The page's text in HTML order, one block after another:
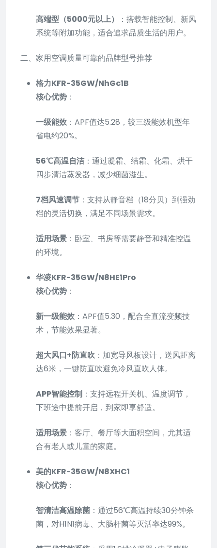
高端型（5000元以上）
：搭载智能控制、新风
系统等附加功能，适合追求品质生活的用户。
二、家用空调质量可靠的品牌型号推荐
格力KFR-35GW/NhGc1B
核心优势 ：
一级能效 ：APF值达5.28，较三级能效机型年
省电约20%。
56℃高温自洁 ：通过凝霜、结霜、化霜、烘干
四步清洁蒸发器，减少细菌滋生。
7档风速调节 ：支持从静音档（18分贝）到强劲
档的灵活切换，满足不同场景需求。
适用场景 ：卧室、书房等需要静音和精准控温
的环境。
华凌KFR-35GW/N8HE1Pro
核心优势 ：
新一级能效 ：APF值5.30，配合全直流变频技
术，节能效果显著。
超大风口+防直吹 ：加宽导风板设计，送风距离
达6米，一键防直吹避免冷风直吹人体。
APP智能控制 ：支持远程开关机、温度调节，
下班途中提前开启，到家即享舒适。
适用场景 ：客厅、餐厅等大面积空间，尤其适
合有老人或儿童的家庭。
美的KFR-35GW/N8XHC1
核心优势 ：
智清洁高温除菌 ：通过56℃高温持续30分钟杀
菌，对H1N1病毒、大肠杆菌等灭活率达99%。